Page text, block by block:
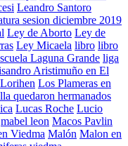
Leandro Santoro
sesion diciembre 2019
Ley de Aborto Ley de
Ley Micaela libro libro
Laguna Grande liga
Aristimuño en El
Lorihen Los Plameras en
quedaron hermanados
Lucas Roche Lucio
mabel leon Macos Pavlin
Viedma Malón Malon en